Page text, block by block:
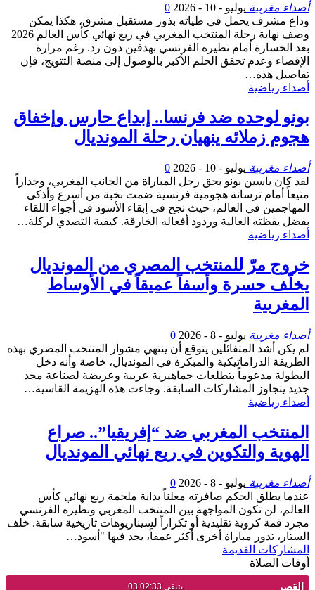
أصداء مغربية يوليو - 10 - 2026
0
وداع مشرف يحمل في طياته بذور مستقبل مشرق، هكذا يمكن
وصف نهاية رحلة المنتخب المغربي في ربع نهائي كأس العالم 2026
بعد الخسارة أمام نظيره الفرنسي بهدفين دون رد. رغم مرارة
الإقصاء وعدم تحقق الحلم الأكبر بالوصول إلى منصة التتويج، فإن
تفاصيل هذه…
أصداء رياضية
بونو لوحده ضد فرنسا.. إبداع حارس وإخفاق
هجوم زملائه ينهيان رحلة المونديال
أصداء مغربية يوليو - 10 - 2026
0
لقد كان ياسين بونو بحق رجل المباراة من الجانب المغربي، وجداراً
منيعاً أمام ترسانة هجومية فرنسية ضمت نخبة من أسرع وأذكى
المهاجمين في العالم، حيث نجح في إبقاء الأسود في أجواء اللقاء
بفضل يقظته العالية وردود أفعاله الخارقة. كيفية التصدي لركلة…
أصداء رياضية
خروج مرّ للمنتخب المصري من المونديال
يخلّف حسرة وأسفاً عميقاً في الأوساط
المغربية
أصداء مغربية يوليو - 8 - 2026
0
لم يكن أشد المتفائلين يتوقع أن ينتهي مشوار المنتخب المصري بهذه
الطريقة الدراماتيكية والمبكرة في المونديال، خاصة وأنه دخل
البطولة مدعوماً بتطلعات جماهيرية عربية وعريضة لصناعة مجد
جديد يتجاوز المشاركات السابقة. وجاءت هذه الهزيمة القاسية…
أصداء رياضية
المنتخب المغربي ضد “إفريقيا”.. صراع
الهوية والتكوين في ربع نهائي المونديال
أصداء مغربية يوليو - 8 - 2026
0
عندما يطلق الحكم صافرته معلناً بداية ملحمة ربع نهائي كأس
العالم، لن تكون المواجهة بين المنتخب المغربي ونظيره الفرنسي
مجرد قمة كروية تقليدية أو تكراراً لسيناريوهات تاريخية سابقة. خلف
الستار، تدور مباراة أخرى أكثر عمقاً، يجد فيها "أسود…
المشاركات القديمة
أوقات الصلاة